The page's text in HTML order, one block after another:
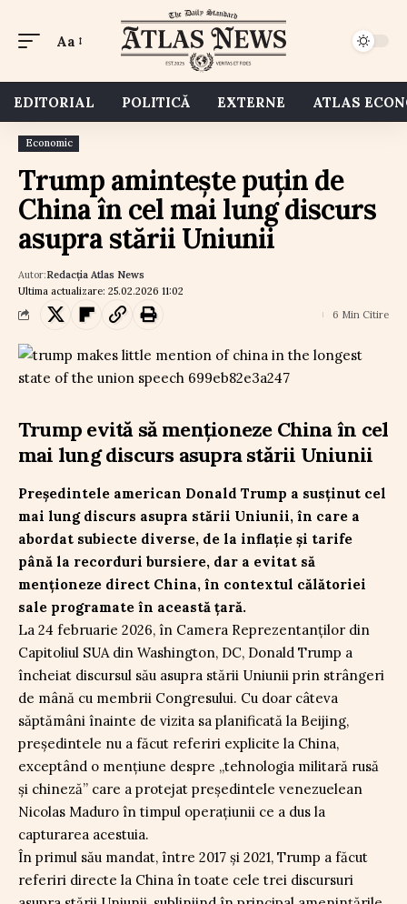
Aa
EDITORIAL POLITICĂ EXTERNE ATLAS
Economic
Trump amintește puțin de
China în cel mai lung discurs
asupra stării Uniunii
Ultima actualizare: 25.02.2026 11:02
Autor:Redacția Atlas News
6 Min Citire
Trump evită să menționeze China în cel
mai lung discurs asupra stării Uniunii
Președintele american Donald Trump a susținut cel
mai lung discurs asupra stării Uniunii, în care a
abordat subiecte diverse, de la inflație și tarife
până la recorduri bursiere, dar a evitat să
menționeze direct China, în contextul călătoriei
sale programate în această țară.
La 24 februarie 2026, în Camera Reprezentanților din
Capitoliul SUA din Washington, DC, Donald Trump a
încheiat discursul său asupra stării Uniunii prin strângeri
de mână cu membrii Congresului. Cu doar câteva
săptămâni înainte de vizita sa planificată la Beijing,
președintele nu a făcut referiri explicite la China,
exceptând o mențiune despre „tehnologia militară rusă
și chineză” care a protejat președintele venezuelean
Nicolas Maduro în timpul operațiunii ce a dus la
capturarea acestuia.
În primul său mandat, între 2017 și 2021, Trump a făcut
referiri directe la China în toate cele trei discursuri